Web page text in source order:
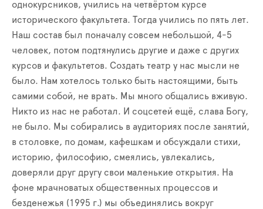
однокурсников, учились на четвёртом курсе
исторического факультета. Тогда учились по пять лет.
Наш состав был поначалу совсем небольшой, 4-5
человек, потом подтянулись другие и даже с других
курсов и факультетов. Создать театр у нас мысли не
было. Нам хотелось только быть настоящими, быть
самими собой, не врать. Мы много общались вживую.
Никто из нас не работал. И соцсетей ещё, слава Богу,
не было. Мы собирались в аудиториях после занятий,
в столовке, по домам, кафешкам и обсуждали стихи,
историю, философию, смеялись, увлекались,
доверяли друг другу свои маленькие открытия. На
фоне мрачноватых общественных процессов и
безденежья (1995 г.) мы объединялись вокруг